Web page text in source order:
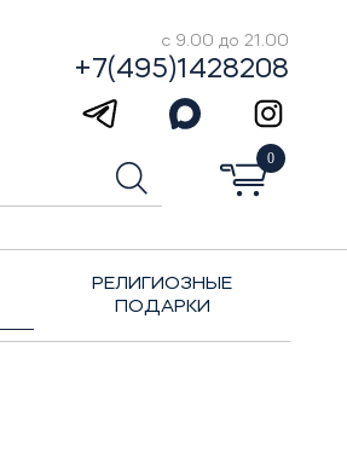
с 9.00 до 21.00
+7(495)1428208
0
РЕЛИГИОЗНЫЕ
ПОДАРКИ